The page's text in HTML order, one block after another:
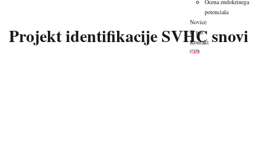
Ocena endokrinega
potenciala
Novice
O nas
Kontakt
Projekt identifikacije SVHC snovi